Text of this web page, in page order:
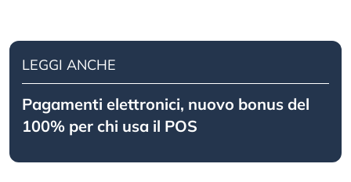
LEGGI ANCHE
Pagamenti elettronici, nuovo bonus del
100% per chi usa il POS